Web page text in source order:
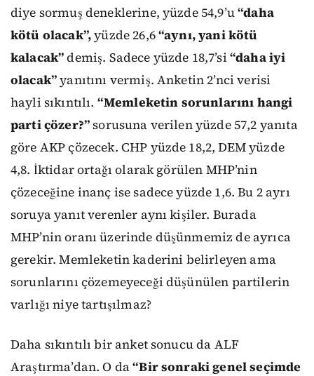
diye sormuş deneklerine, yüzde 54,9’u“daha
kötü olacak”,yüzde 26,6“aynı, yani kötü
kalacak”demiş. Sadece yüzde 18,7’si “daha iyi
olacak”yanıtını vermiş. Anketin 2’nci verisi
hayli sıkıntılı. “Memleketin sorunlarını hangi
parti çözer?”sorusuna verilen yüzde 57,2 yanıta
göre AKP çözecek. CHP yüzde 18,2, DEM yüzde
4,8. İktidar ortağı olarak görülen MHP’nin
çözeceğine inanç ise sadece yüzde 1,6. Bu 2 ayrı
soruya yanıt verenler aynı kişiler. Burada
MHP’nin oranı üzerinde düşünmemiz de ayrıca
gerekir. Memleketin kaderini belirleyen ama
sorunlarını çözemeyeceği düşünülen partilerin
varlığı niye tartışılmaz?
Daha sıkıntılı bir anket sonucu da ALF
Araştırma’dan. O da“Bir sonraki genel seçimde